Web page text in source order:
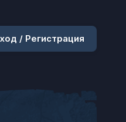
/ Регистрация